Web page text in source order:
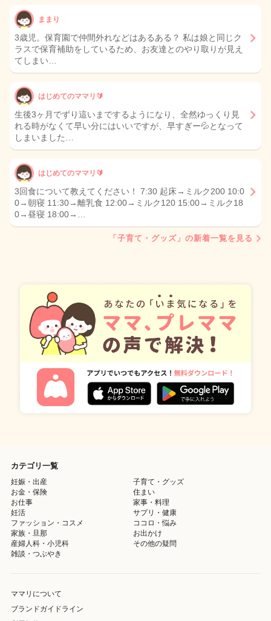
ままり
3歳児。保育園で仲間外れなどはあるある？ 私は娘と同じク
ラスで保育補助をしているため、お友達とのやり取りが見え
てしまい…
はじめてのママリ🔰
生後3ヶ月でずり這いまでするようになり、全然ゆっくり見
れる時がなくて早い分にはいいですが、早すぎー💦となって
しまいました…
はじめてのママリ🔰
3回食について教えてください！ 7:30 起床→ミルク200 10:0
0→朝寝 11:30→離乳食 12:00→ミルク120 15:00→ミルク18
0→昼寝 18:00→…
「子育て・グッズ」の新着一覧を見る
カテゴリ一覧
妊娠・出産
子育て・グッズ
お金・保険
住まい
お仕事
家事・料理
妊活
サプリ・健康
ファッション・コスメ
ココロ・悩み
家族・旦那
お出かけ
産婦人科・小児科
その他の疑問
雑談・つぶやき
ママリについて
ブランドガイドライン